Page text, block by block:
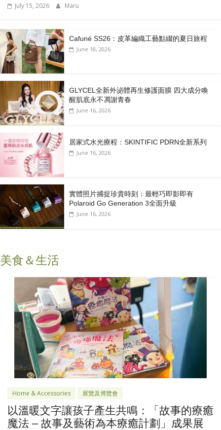
July 15, 2026 Maru
Cafuné SS26：皮革編織工藝點綴的夏日旅程
June 18, 2026
GLYCEL全新外泌體再生修護面膜 四大成分喚
醒肌底永不凋謝青春
June 16, 2026
居家式水光療程：SKINTIFIC PDRN全新系列
June 16, 2026
實體照片捕捉珍貴時刻：最輕巧即影即有
Polaroid Go Generation 3全面升級
June 16, 2026
美食＆生活
Home & Accessories 展覽及博覽會
以溫暖文字讓孩子產生共鳴：「故事的療癒
魔法 – 故事及藝術為本療癒計劃」成果展